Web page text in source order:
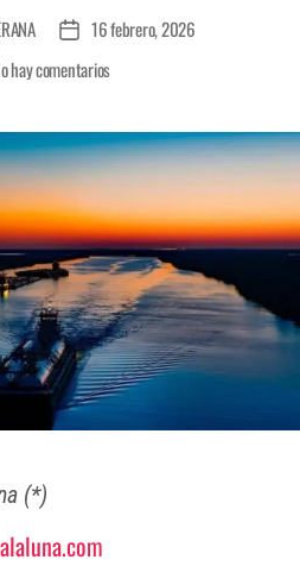
16 febrero, 2026
hay comentarios
(*)